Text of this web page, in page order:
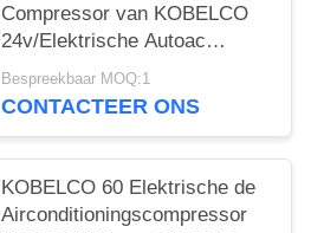
Compressor van KOBELCO
24v/Elektrische Autoac
Compressor HS055 7H15
Bespreekbaar MOQ:1
CONTACTEER ONS
KOBELCO 60 Elektrische de
Airconditioningscompressor